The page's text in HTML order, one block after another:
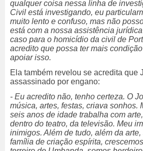
qualquer coisa nessa linha de
Civil está investigando, eu
muito lento e confuso, mas não
está com a nossa assistência
caso para o homicídio da civil de
acredito que possa ter mais
apoiar isso.
Ela também revelou se acredita que
assassinado por engano:
- Eu acredito não, tenho certeza. O
música, artes, festas, criava sonhos.
seis anos de idade trabalha com
dentro do teatro, da televisão. Meu
inimigos. Além de tudo, além da
família de criação espírita,